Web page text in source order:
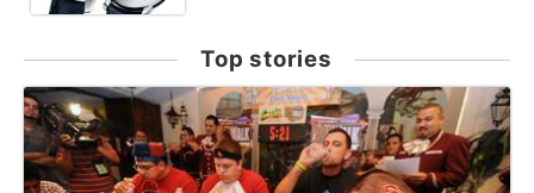
Top stories